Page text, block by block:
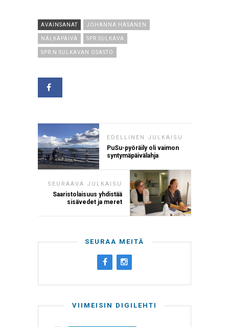
AVAINSANAT JOHANNA HASANEN
NÄLKÄPÄIVÄ SPR SULKAVA
SPR:N SULKAVAN OSASTO
EDELLINEN JULKAISU
PuSu-pyöräily oli vaimon
syntymäpäivälahja
SEURAAVA JULKAISU
Saaristolaisuus yhdistää
sisävedet ja meret
SEURAA MEITÄ
VIIMEISIN DIGILEHTI